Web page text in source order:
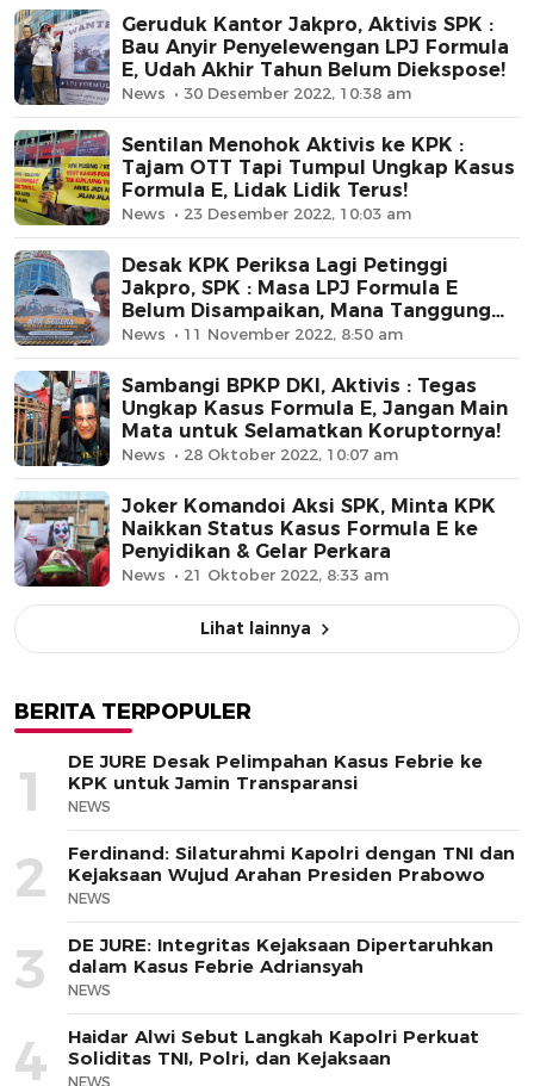
Geruduk Kantor Jakpro, Aktivis SPK :
Bau Anyir Penyelewengan LPJ Formula
E, Udah Akhir Tahun Belum Diekspose!
News 30 Desember 2022, 10:38 am
Sentilan Menohok Aktivis ke KPK :
Tajam OTT Tapi Tumpul Ungkap Kasus
Formula E, Lidak Lidik Terus!
News 23 Desember 2022, 10:03 am
Desak KPK Periksa Lagi Petinggi
Jakpro, SPK : Masa LPJ Formula E
Belum Disampaikan, Mana Tanggung
Jawabnya?
News 11 November 2022, 8:50 am
Sambangi BPKP DKI, Aktivis : Tegas
Ungkap Kasus Formula E, Jangan Main
Mata untuk Selamatkan Koruptornya!
News 28 Oktober 2022, 10:07 am
Joker Komandoi Aksi SPK, Minta KPK
Naikkan Status Kasus Formula E ke
Penyidikan & Gelar Perkara
News 21 Oktober 2022, 8:33 am
Lihat lainnya
BERITA TERPOPULER
1
DE JURE Desak Pelimpahan Kasus Febrie ke
KPK untuk Jamin Transparansi
NEWS
2
Ferdinand: Silaturahmi Kapolri dengan TNI dan
Kejaksaan Wujud Arahan Presiden Prabowo
NEWS
3
DE JURE: Integritas Kejaksaan Dipertaruhkan
dalam Kasus Febrie Adriansyah
NEWS
4
Haidar Alwi Sebut Langkah Kapolri Perkuat
Soliditas TNI, Polri, dan Kejaksaan
NEWS